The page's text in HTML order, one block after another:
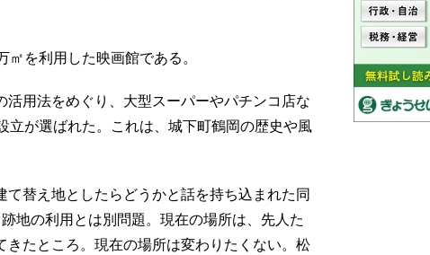
を利用した映画館である。
用法をめぐり、大型スーパーやパチンコ店な
立が選ばれた。これは、城下町鶴岡の歴史や風
替え地としたらどうかと話を持ち込まれた同
地の利用とは別問題。現在の場所は、先人た
たところ。現在の場所は変わりたくない。松